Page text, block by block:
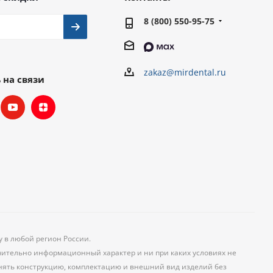
связи
8 (800) 550-95-75
zakaz@mirdental.ru
в любой регион России.
информационный характер и ни при каких условиях не
конструкцию, комплектацию и внешний вид изделий без